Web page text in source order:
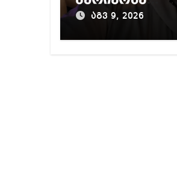
თავდამსხმელე
აგვ 9, 2026